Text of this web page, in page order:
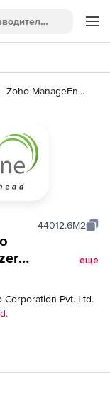
Zoho ManageEngine NetFlow Analyzer
44012.6M2
500
еще
Pvt. Ltd.